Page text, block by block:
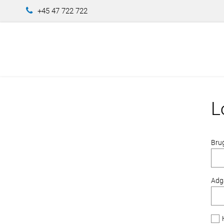
+45 47 722 722